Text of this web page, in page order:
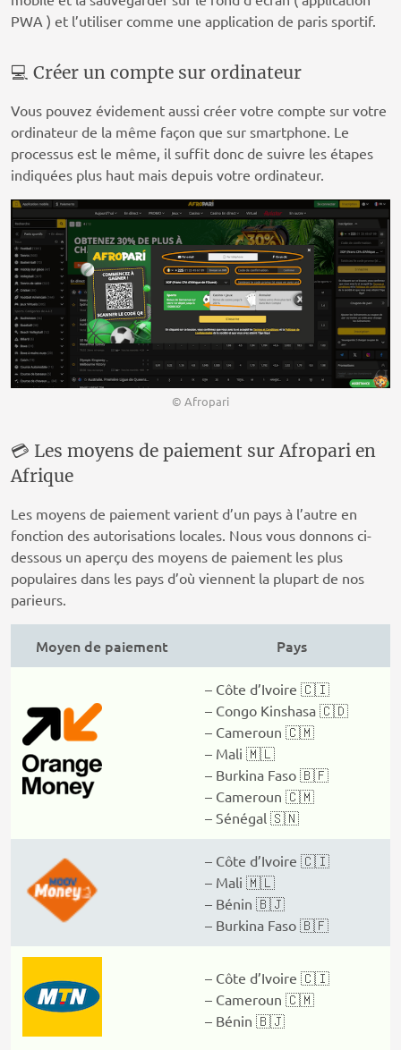
PWA ) et l’utiliser comme une application de paris sportif.
💻 Créer un compte sur ordinateur
Vous pouvez évidement aussi créer votre compte sur votre
ordinateur de la même façon que sur smartphone. Le
processus est le même, il suffit donc de suivre les étapes
indiquées plus haut mais depuis votre ordinateur.
© Afropari
💳 Les moyens de paiement sur Afropari en
Afrique
Les moyens de paiement varient d’un pays à l’autre en
fonction des autorisations locales. Nous vous donnons ci-
dessous un aperçu des moyens de paiement les plus
populaires dans les pays d’où viennent la plupart de nos
parieurs.
Moyen de paiement Pays
– Côte d’Ivoire 🇨🇮
– Congo Kinshasa 🇨🇩
– Cameroun 🇨🇲
– Mali 🇲🇱
– Burkina Faso 🇧🇫
– Cameroun 🇨🇲
– Sénégal 🇸🇳
– Côte d’Ivoire 🇨🇮
– Mali 🇲🇱
– Bénin 🇧🇯
– Burkina Faso 🇧🇫
– Côte d’Ivoire 🇨🇮
– Cameroun 🇨🇲
– Bénin 🇧🇯